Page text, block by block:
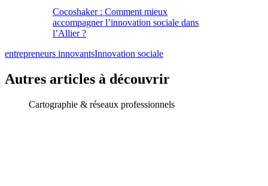
Cocoshaker : Comment mieux
accompagner l’innovation sociale dans
l’Allier ?
entrepreneurs innovantsInnovation sociale
Autres articles à découvrir
Cartographie & réseaux professionnels